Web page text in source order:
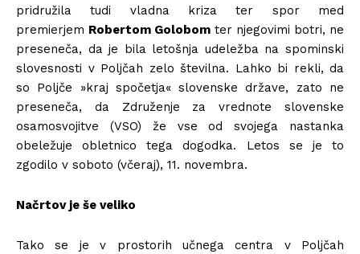
pridružila tudi vladna kriza ter spor med
premierjem Robertom Golobom ter njegovimi botri, ne
preseneča, da je bila letošnja udeležba na spominski
slovesnosti v Poljčah zelo številna. Lahko bi rekli, da
so Poljče »kraj spočetja« slovenske države, zato ne
preseneča, da Združenje za vrednote slovenske
osamosvojitve (VSO) že vse od svojega nastanka
obeležuje obletnico tega dogodka. Letos se je to
zgodilo v soboto (včeraj), 11. novembra.
Načrtov je še veliko
Tako se je v prostorih učnega centra v Poljčah